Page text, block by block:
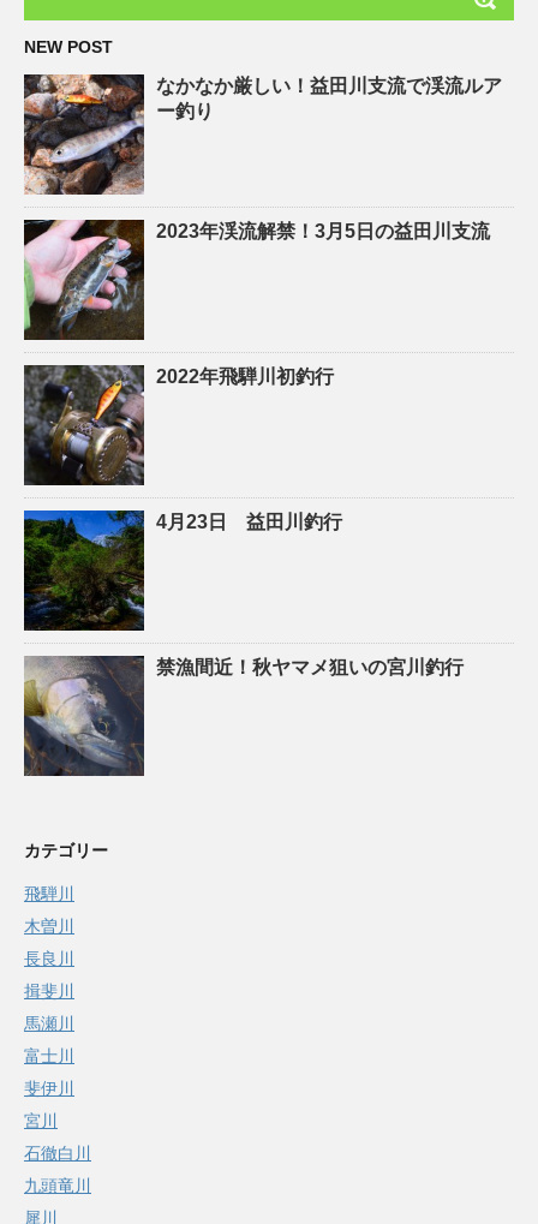
NEW POST
なかなか厳しい！益田川支流で渓流ルア
ー釣り
2023年渓流解禁！3月5日の益田川支流
2022年飛騨川初釣行
4月23日 益田川釣行
禁漁間近！秋ヤマメ狙いの宮川釣行
カテゴリー
飛騨川
木曽川
長良川
揖斐川
馬瀬川
富士川
斐伊川
宮川
石徹白川
九頭竜川
犀川